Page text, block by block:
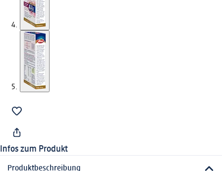
Infos zum Produkt
Produktbeschreibung